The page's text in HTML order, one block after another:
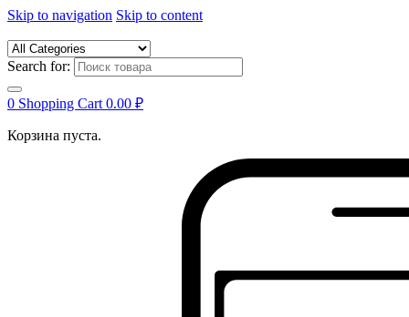
Skip to navigation Skip to content
Search for:
0 Shopping Cart 0.00 ₽
Корзина пуста.